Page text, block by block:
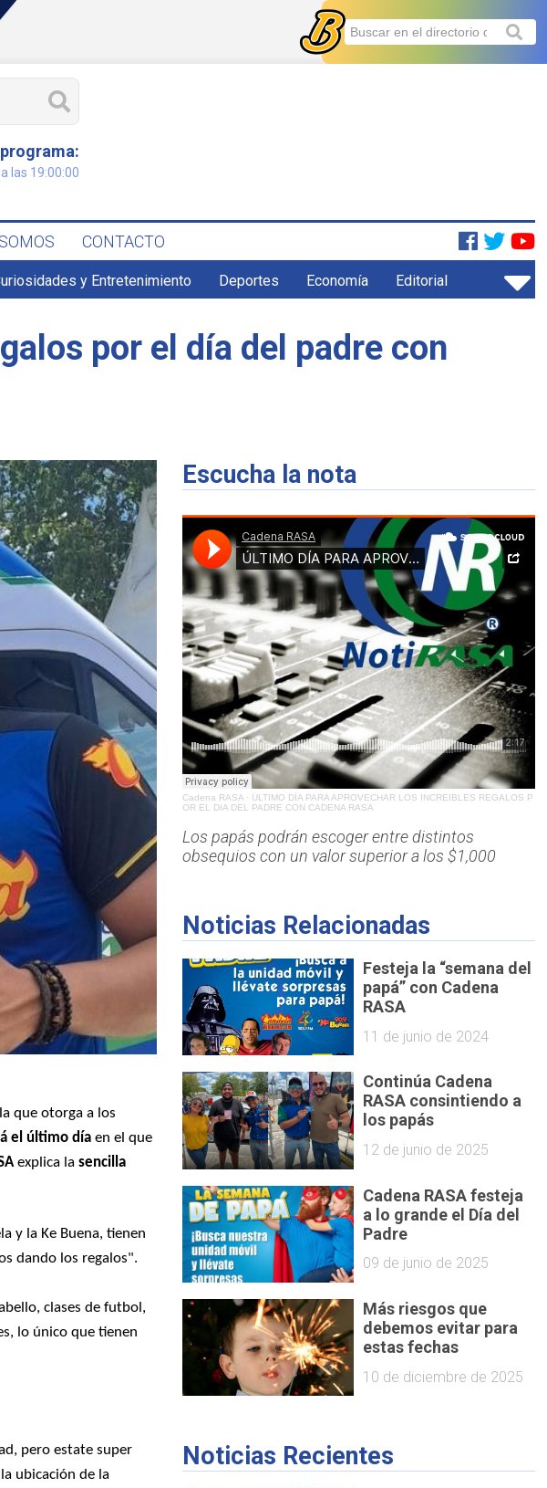
las 19:00:00
CONTACTO
y Entretenimiento Deportes Economía Editorial
por el día del padre con
que otorga a los
el último día en el que
explica la sencilla
y la Ke Buena, tienen
dando los regalos".
clases de futbol,
lo único que tienen
pero estate super
ubicación de la
Escucha la nota
Cadena RASA· ÚLTIMO DÍA PARA APROVECHAR LOS INCREIBLES REGALOS P
OR EL DIA DEL PADRE CON CADENA RASA
Los papás podrán escoger entre distintos
obsequios con un valor superior a los $1,000
Noticias Relacionadas
Festeja la “semana del
papá” con Cadena
RASA
11 de junio de 2024
Continúa Cadena
RASA consintiendo a
los papás
12 de junio de 2025
Cadena RASA festeja
a lo grande el Día del
Padre
09 de junio de 2025
Más riesgos que
debemos evitar para
estas fechas
10 de diciembre de 2025
Noticias Recientes